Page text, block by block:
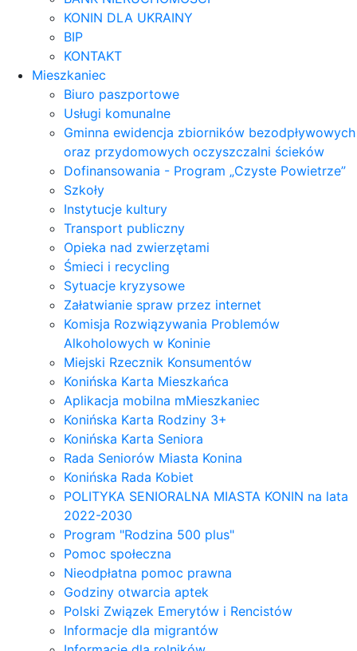
KONIN DLA UKRAINY
BIP
KONTAKT
Mieszkaniec
Biuro paszportowe
Usługi komunalne
Gminna ewidencja zbiorników bezodpływowych
oraz przydomowych oczyszczalni ścieków
Dofinansowania - Program „Czyste Powietrze”
Szkoły
Instytucje kultury
Transport publiczny
Opieka nad zwierzętami
Śmieci i recycling
Sytuacje kryzysowe
Załatwianie spraw przez internet
Komisja Rozwiązywania Problemów
Alkoholowych w Koninie
Miejski Rzecznik Konsumentów
Konińska Karta Mieszkańca
Aplikacja mobilna mMieszkaniec
Konińska Karta Rodziny 3+
Konińska Karta Seniora
Rada Seniorów Miasta Konina
Konińska Rada Kobiet
POLITYKA SENIORALNA MIASTA KONIN na lata
2022-2030
Program "Rodzina 500 plus"
Pomoc społeczna
Nieodpłatna pomoc prawna
Godziny otwarcia aptek
Polski Związek Emerytów i Rencistów
Informacje dla migrantów